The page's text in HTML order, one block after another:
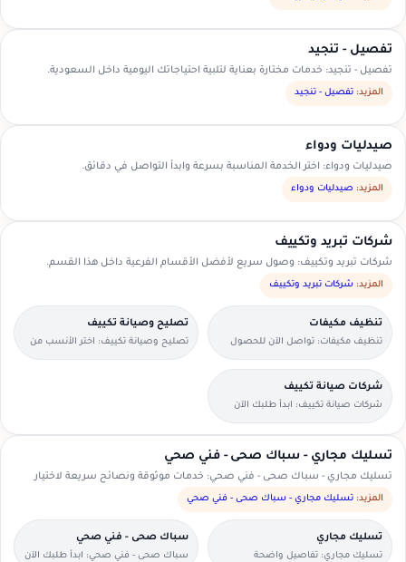
تفصيل - تنجيد
تفصيل - تنجيد: خدمات مختارة بعناية لتلبية احتياجاتك اليومية داخل السعودية.
المزيد: تفصيل - تنجيد
صيدليات ودواء
صيدليات ودواء: اختر الخدمة المناسبة بسرعة وابدأ التواصل في دقائق.
المزيد: صيدليات ودواء
شركات تبريد وتكييف
شركات تبريد وتكييف: وصول سريع لأفضل الأقسام الفرعية داخل هذا القسم.
المزيد: شركات تبريد وتكييف
تنظيف مكيفات
تنظيف مكيفات: تواصل الآن للحصول
على عرض سعر مناسب.
تصليح وصيانة تكييف
تصليح وصيانة تكييف: اختر الأنسب من
العروض المتاحة في منطقتك.
شركات صيانة تكييف
شركات صيانة تكييف: ابدأ طلبك الآن
بخطوات بسيطة وواضحة.
تسليك مجاري - سباك صحى - فني صحي
تسليك مجاري - سباك صحى - فني صحي: خدمات موثوقة ونصائح سريعة لاختيار
الأنسب.
المزيد: تسليك مجاري - سباك صحى - فني صحي
تسليك مجاري
تسليك مجاري: تفاصيل واضحة
سباك صحى - فني صحي
سباك صحى - فني صحي: ابدأ طلبك الآن